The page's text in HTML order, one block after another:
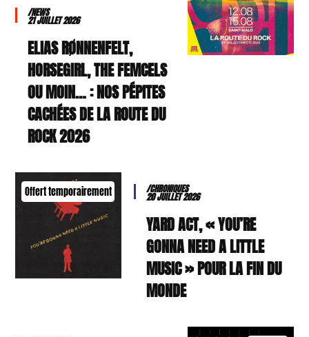
/NEWS
21 JUILLET 2026
ELIAS RØNNENFELT,
HORSEGIRL, THE FEMCELS
OU MOIN… : NOS PÉPITES
CACHÉES DE LA ROUTE DU
ROCK 2026
Offert temporairement /CHRONIQUES
20 JUILLET 2026
YARD ACT, « YOU’RE
GONNA NEED A LITTLE
MUSIC » POUR LA FIN DU
MONDE